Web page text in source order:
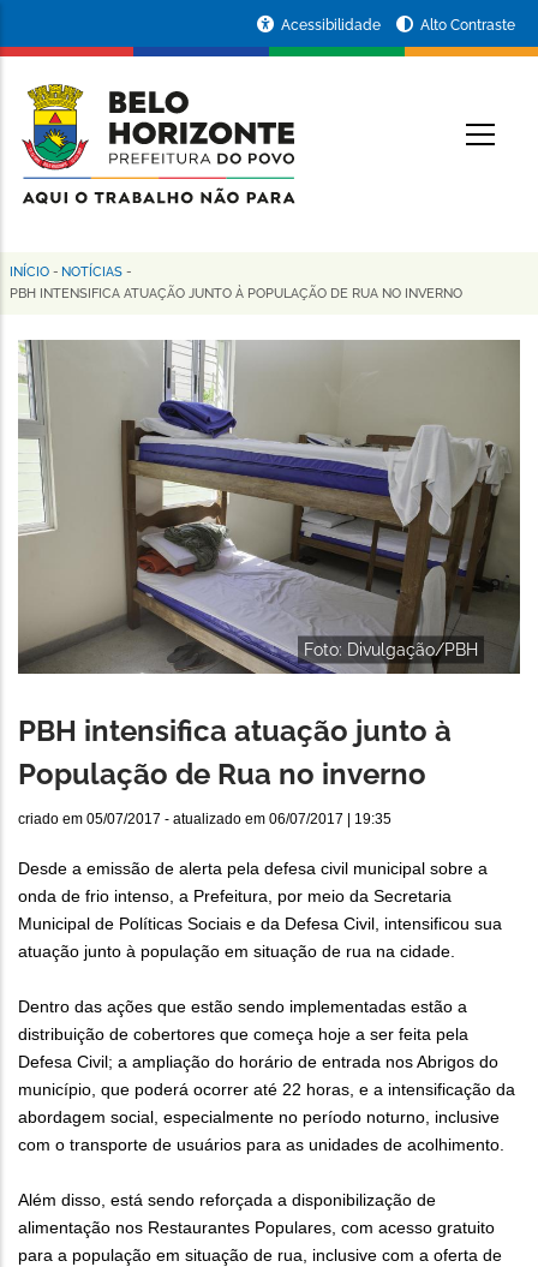
conteúdo
principal
da
Prefeitura
de
Horizonte
Acessibilidade Alto Contraste
Trilha
navegação
INÍCIO - NOTÍCIAS -
PBH INTENSIFICA ATUAÇÃO JUNTO À POPULAÇÃO DE RUA NO INVERNO
Foto: Divulgação/PBH
PBH intensifica atuação junto à
População de Rua no inverno
criado em 05/07/2017 - atualizado em 06/07/2017 | 19:35
Desde a emissão de alerta pela defesa civil municipal sobre a
onda de frio intenso, a Prefeitura, por meio da Secretaria
Municipal de Políticas Sociais e da Defesa Civil, intensificou sua
atuação junto à população em situação de rua na cidade.
Dentro das ações que estão sendo implementadas estão a
distribuição de cobertores que começa hoje a ser feita pela
Defesa Civil; a ampliação do horário de entrada nos Abrigos do
município, que poderá ocorrer até 22 horas, e a intensificação da
abordagem social, especialmente no período noturno, inclusive
com o transporte de usuários para as unidades de acolhimento.
Além disso, está sendo reforçada a disponibilização de
alimentação nos Restaurantes Populares, com acesso gratuito
para a população em situação de rua, inclusive com a oferta de